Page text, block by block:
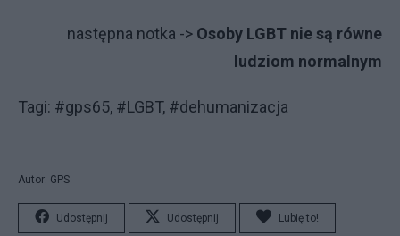
następna notka -> Osoby LGBT nie są równe
ludziom normalnym
Tagi: #gps65, #LGBT, #dehumanizacja
Autor: GPS
Udostępnij Udostępnij Lubię to!